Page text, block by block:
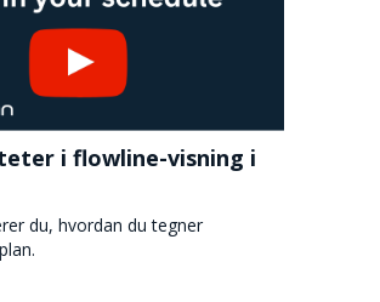
i flowline-visning i
du, hvordan du tegner